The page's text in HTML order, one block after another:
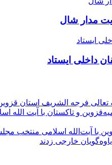
مدار شال
داخلی ایستاد
تعالی فرجه الشریف استان
و تاکستان با آیت الله
با آیت‌الله‌ اسلامی منتخب
خارجی زدند